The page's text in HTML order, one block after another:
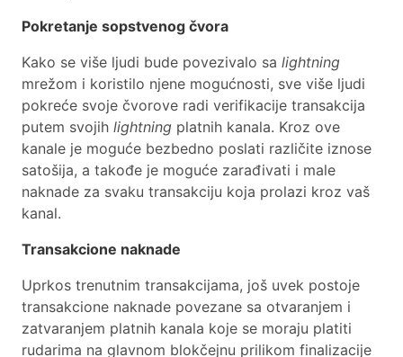
Pokretanje sopstvenog čvora
Kako se više ljudi bude povezivalo sa lightning
mrežom i koristilo njene mogućnosti, sve više ljudi
pokreće svoje čvorove radi verifikacije transakcija
putem svojih lightning platnih kanala. Kroz ove
kanale je moguće bezbedno poslati različite iznose
satošija, a takođe je moguće zarađivati i male
naknade za svaku transakciju koja prolazi kroz vaš
kanal.
Transakcione naknade
Uprkos trenutnim transakcijama, još uvek postoje
transakcione naknade povezane sa otvaranjem i
zatvaranjem platnih kanala koje se moraju platiti
rudarima na glavnom blokčejnu prilikom finalizacije